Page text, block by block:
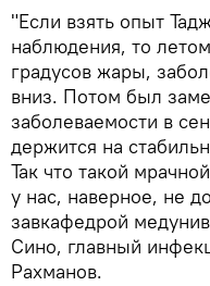
"Если взять опыт
наблюдения, то
градусов жары,
вниз. Потом был
заболеваемости в
держится на
Так что такой
у нас, наверное, не
завкафедрой
Сино, главный
Рахманов.